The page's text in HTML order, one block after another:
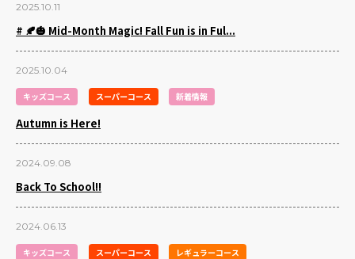
2025.10.11
# 🍂🎃 Mid-Month Magic! Fall Fun is in Ful...
2025.10.04
キッズコース スーパーコース 新着情報
Autumn is Here!
2024.09.08
Back To School!!
2024.06.13
キッズコース スーパーコース レギュラーコース